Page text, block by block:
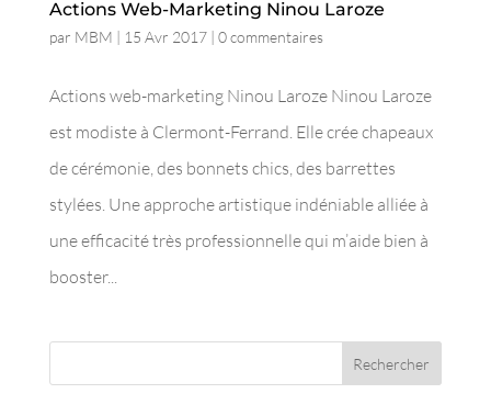
Actions Web-Marketing Ninou Laroze
par MBM | 15 Avr 2017| 0 commentaires
Actions web-marketing Ninou Laroze Ninou Laroze
est modiste à Clermont-Ferrand. Elle crée chapeaux
de cérémonie, des bonnets chics, des barrettes
stylées. Une approche artistique indéniable alliée à
une efficacité très professionnelle qui m’aide bien à
booster...